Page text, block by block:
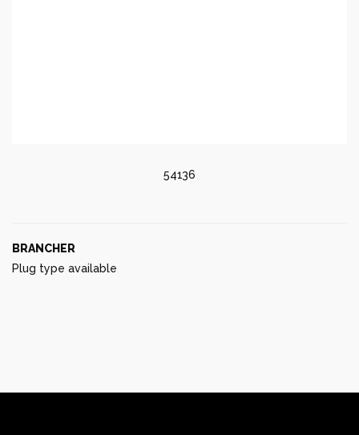
54136
BRANCHER
Plug type available